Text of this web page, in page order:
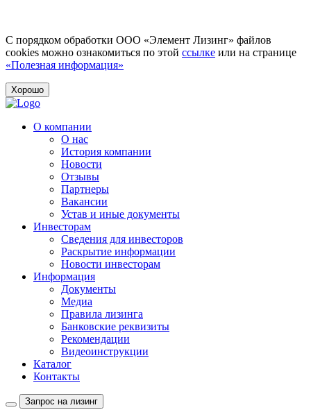
С порядком обработки ООО «Элемент Лизинг» файлов
cookies можно ознакомиться по этой ссылке или на странице
«Полезная информация»
Хорошо
О компании
О нас
История компании
Новости
Отзывы
Партнеры
Вакансии
Устав и иные документы
Инвесторам
Сведения для инвесторов
Раскрытие информации
Новости инвесторам
Информация
Документы
Медиа
Правила лизинга
Банковские реквизиты
Рекомендации
Видеоинструкции
Каталог
Контакты
Запрос на лизинг